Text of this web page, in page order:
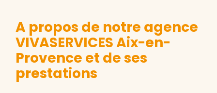
A propos de notre agence
VIVASERVICES Aix-en-
Provence et de ses
prestations